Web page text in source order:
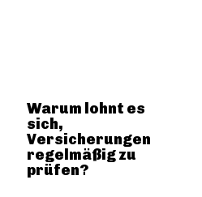
Warum lohnt es
sich,
Versicherungen
regelmäßig zu
prüfen?